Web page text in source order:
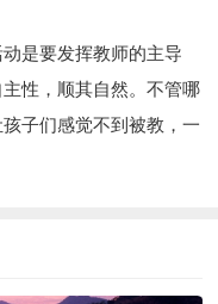
是要发挥教师的主导
性，顺其自然。不管哪
子们感觉不到被教，一